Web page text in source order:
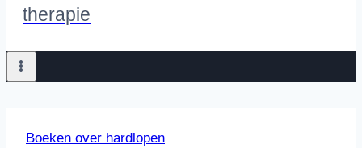
therapie
Boeken over hardlopen